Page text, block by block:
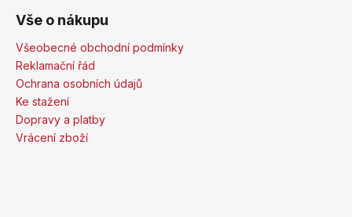
Vše o nákupu
Všeobecné obchodní podmínky
Reklamační řád
Ochrana osobních údajů
Ke stažení
Dopravy a platby
Vrácení zboží